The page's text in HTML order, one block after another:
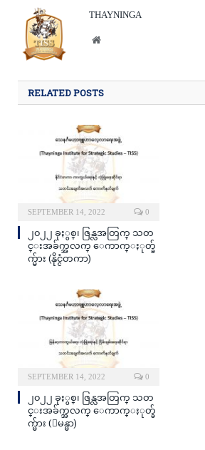
THAYNINGA
Website
RELATED POSTS
SEPTEMBER 14, 2022 0
၂၀၂၂ ခုႏွစ္၊ ဇြန္လအတြက္ သတ
င္းအခ်က္အလက္ ေကာက္ႏုတ္ခ်
က္မ်ား (နိုင္ငံတကာ)
SEPTEMBER 14, 2022 0
၂၀၂၂ ခုႏွစ္၊ ဇြန္လအတြက္ သတ
င္းအခ်က္အလက္ ေကာက္ႏုတ္ခ်
က္မ်ား (ျမန္မာ)